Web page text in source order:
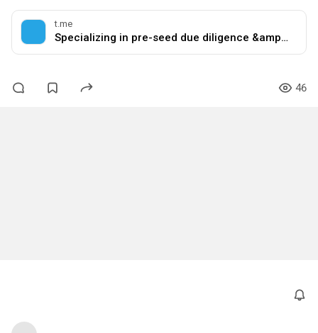
t.me
Specializing in pre-seed due diligence &amp; Logic Assessment | Венчур
46